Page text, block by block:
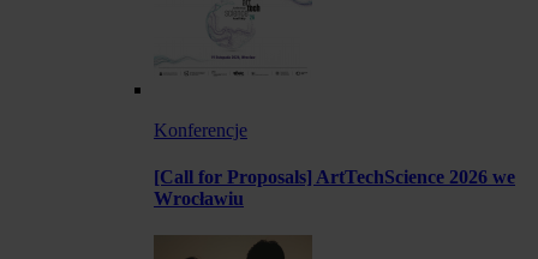
Konferencje
[Call for Proposals] ArtTechScience 2026 we
Wrocławiu